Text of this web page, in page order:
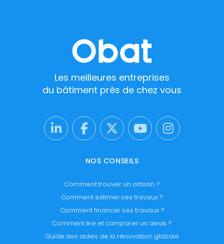
Les meilleures entreprises
du bâtiment près de chez vous
NOS CONSEILS
Comment trouver un artisan ?
Comment estimer ses travaux ?
Comment financer ses travaux ?
Comment lire et comparer un devis ?
Guide des aides de la rénovation globale